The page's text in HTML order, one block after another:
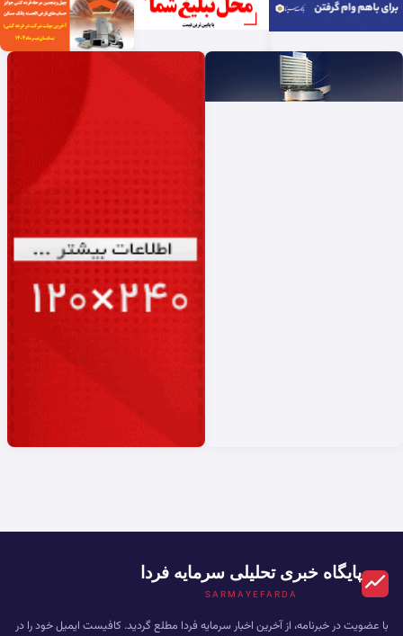
پایگاه خبری تحلیلی سرمایه فردا
SARMAYEFARDA
با عضویت در خبرنامه، از آخرین اخبار سرمایه فردا مطلع گردید. کافیست ایمیل خود را در